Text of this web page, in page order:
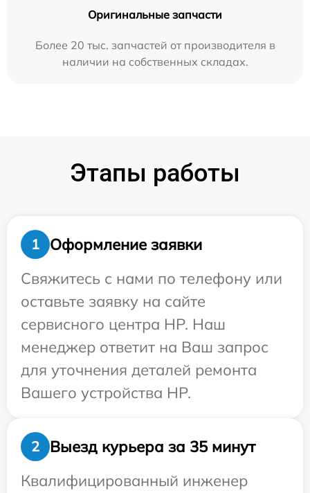
Оригинальные запчасти
Более 20 тыс. запчастей от производителя в
наличии на собственных складах.
Этапы работы
1
Оформление заявки
Свяжитесь с нами по телефону или
оставьте заявку на сайте
сервисного центра HP. Наш
менеджер ответит на Ваш запрос
для уточнения деталей ремонта
Вашего устройства HP.
2
Выезд курьера за 35 минут
Квалифицированный инженер